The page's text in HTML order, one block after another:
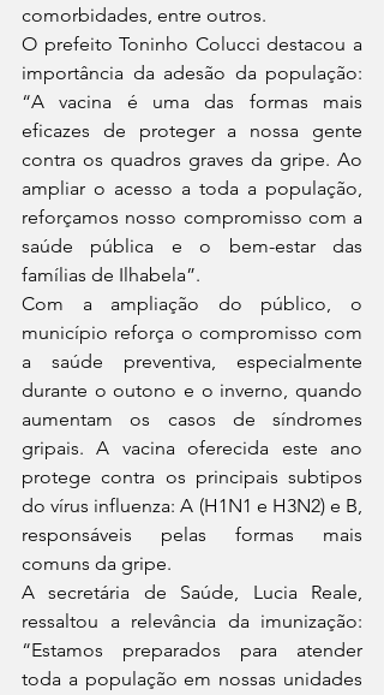
comorbidades, entre outros.
O prefeito Toninho Colucci destacou a
importância da adesão da população:
“A vacina é uma das formas mais
eficazes de proteger a nossa gente
contra os quadros graves da gripe. Ao
ampliar o acesso a toda a população,
reforçamos nosso compromisso com a
saúde pública e o bem-estar das
famílias de Ilhabela”.
Com a ampliação do público, o
município reforça o compromisso com
a saúde preventiva, especialmente
durante o outono e o inverno, quando
aumentam os casos de síndromes
gripais. A vacina oferecida este ano
protege contra os principais subtipos
do vírus influenza: A (H1N1 e H3N2) e B,
responsáveis pelas formas mais
comuns da gripe.
A secretária de Saúde, Lucia Reale,
ressaltou a relevância da imunização:
“Estamos preparados para atender
toda a população em nossas unidades